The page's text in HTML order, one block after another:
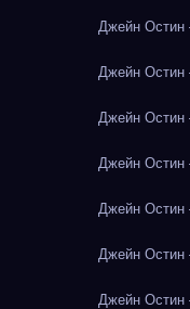
Джейн Остин
Джейн Остин
Джейн Остин
Джейн Остин
Джейн Остин
Джейн Остин
Джейн Остин